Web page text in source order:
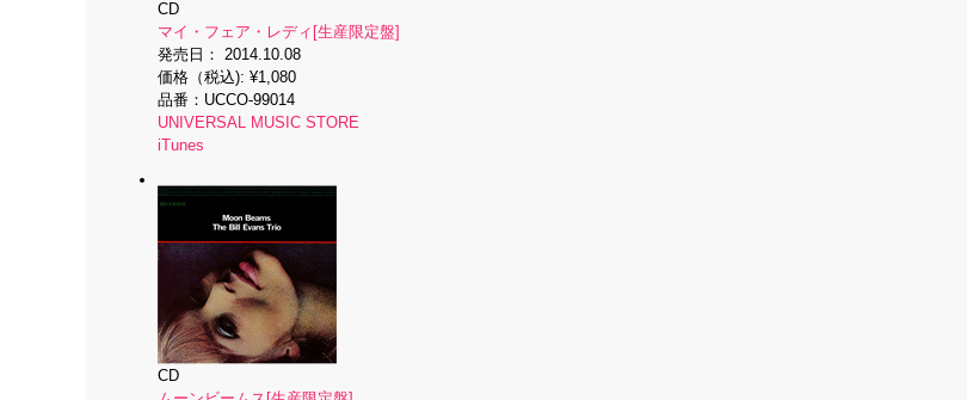
CD
マイ・フェア・レディ[生産限定盤]
発売日： 2014.10.08
価格（税込): ¥1,080
品番： UCCO-99014
UNIVERSAL MUSIC STORE
iTunes
CD